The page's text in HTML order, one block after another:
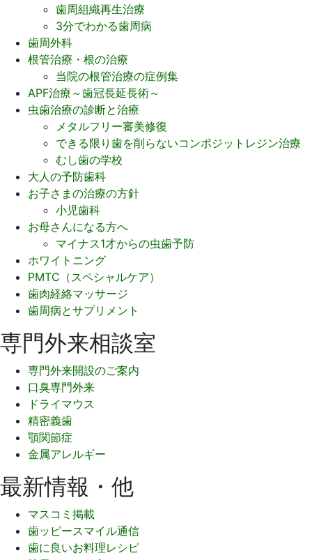
歯周組織再生治療
3分でわかる歯周病
歯周外科
根管治療・根の治療
当院の根管治療の症例集
APF治療～歯冠長延長術～
虫歯治療の診断と治療
メタルフリー審美修復
できる限り歯を削らないコンポジットレジン治療
むし歯の学校
大人の予防歯科
お子さまの治療の方針
小児歯科
お母さんになる方へ
マイナス1才からの虫歯予防
ホワイトニング
PMTC（スペシャルケア）
歯肉経絡マッサージ
歯周病とサプリメント
専門外来相談室
専門外来開設のご案内
口臭専門外来
ドライマウス
精密義歯
顎関節症
金属アレルギー
最新情報・他
マスコミ掲載
歯ッピースマイル通信
歯に良いお料理レシピ